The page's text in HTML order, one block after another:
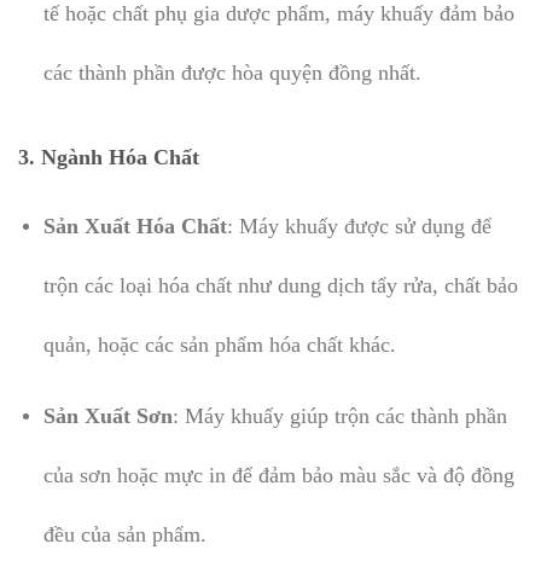
tế hoặc chất phụ gia dược phẩm, máy khuấy đảm bảo
các thành phần được hòa quyện đồng nhất.
3. Ngành Hóa Chất
Sản Xuất Hóa Chất: Máy khuấy được sử dụng để
trộn các loại hóa chất như dung dịch tẩy rửa, chất bảo
quản, hoặc các sản phẩm hóa chất khác.
Sản Xuất Sơn: Máy khuấy giúp trộn các thành phần
của sơn hoặc mực in để đảm bảo màu sắc và độ đồng
đều của sản phẩm.